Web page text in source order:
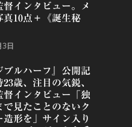
督インタビュー。メ
真10点＋《誕⽣秘
3日
ブルハーフ』公開記
歳、注目の気鋭、
督インタビュー「独
で見たことのないク
造形を」サイン入り